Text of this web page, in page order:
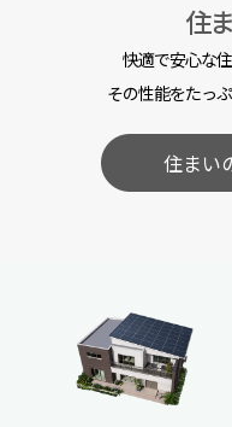
住
快適で安心な
その性能をたっ
住まい